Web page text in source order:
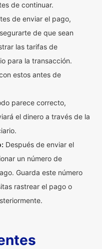
de continuar.
de enviar el pago,
de que sean
las tarifas de
para la transacción.
estos antes de
parece correcto,
el dinero a través de la
Después de enviar el
un número de
Guarda este número
rastrear el pago o